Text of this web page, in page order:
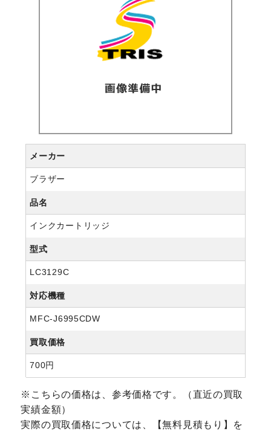
メーカー
ブラザー
品名
インクカートリッジ
型式
LC3129C
対応機種
MFC-J6995CDW
買取価格
700円
※こちらの価格は、参考価格です。（直近の買取
実績金額）
実際の買取価格については、【無料見積もり】を